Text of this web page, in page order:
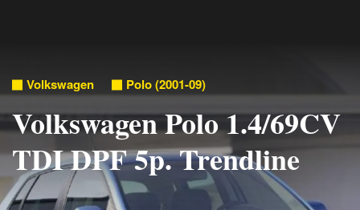
Volkswagen Polo (2001-09)
Volkswagen Polo 1.4/69CV
TDI DPF 5p. Trendline